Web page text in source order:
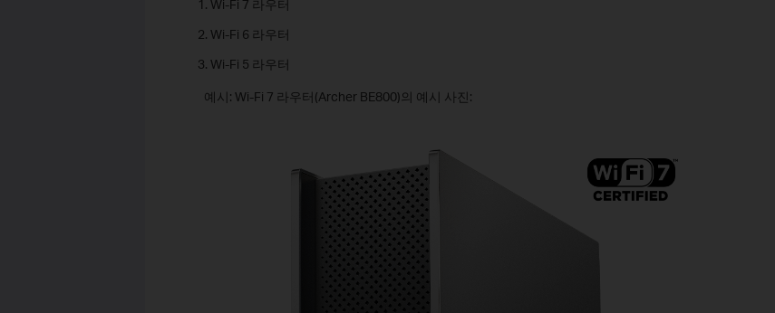
Wi-Fi 7 라우터
Wi-Fi 6 라우터
Wi-Fi 5 라우터
예시: Wi-Fi 7 라우터(Archer BE800)의 예시 사진: